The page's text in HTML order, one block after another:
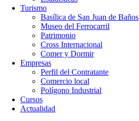
Turismo
Basílica de San Juan de Baños
Museo del Ferrocarril
Patrimonio
Cross Internacional
Comer y Dormir
Empresas
Perfil del Contratante
Comercio local
Polígono Industrial
Cursos
Actualidad